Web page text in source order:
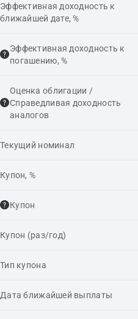
Эффективная доходность к
ближайшей дате, %
Эффективная доходность к
погашению, %
Оценка облигации /
Справедливая доходность
аналогов
Текущий номинал
Купон, %
Купон
Купон (раз/год)
Тип купона
Дата ближайшей выплаты